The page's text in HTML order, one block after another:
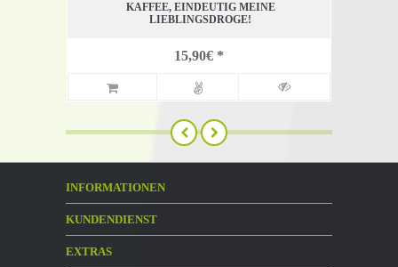
KAFFEE, EINDEUTIG MEINE
LIEBLINGSDROGE!
15,90€ *
INFORMATIONEN
KUNDENDIENST
EXTRAS